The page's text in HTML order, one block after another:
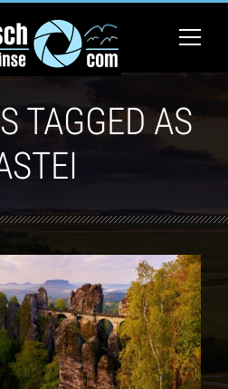
TAGGED AS